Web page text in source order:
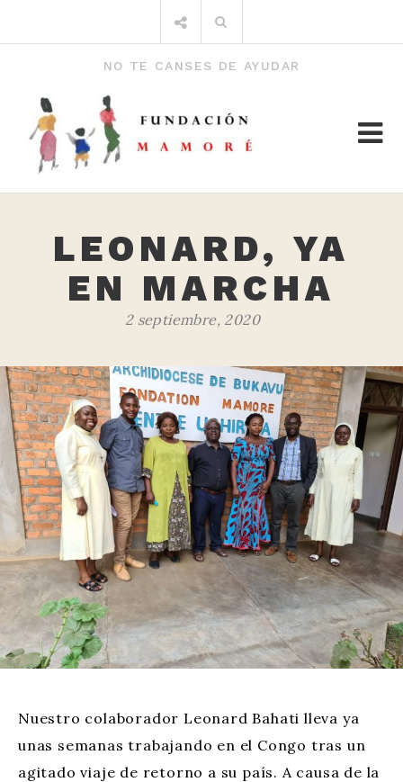
por:
NO TE CANSES DE AYUDAR
LEONARD, YA
EN MARCHA
2 septiembre, 2020
Nuestro colaborador Leonard Bahati lleva ya
unas semanas trabajando en el Congo tras un
agitado viaje de retorno a su país. A causa de la